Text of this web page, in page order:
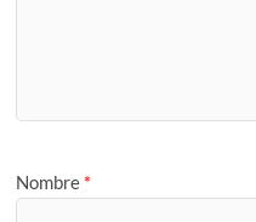
Nombre *